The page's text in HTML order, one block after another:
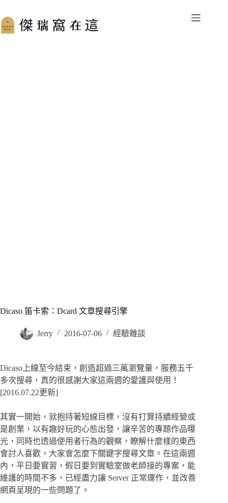
至
主
Dicaso 笛卡索：Dcard 文章搜尋引擎
Jerry 2016-07-06 經驗雜談
Dicaso上線至今結束，創造超過三萬瀏覽量，服務五千
多次搜尋，真的很感謝大家這兩週的愛護與使用！
[2016.07.22更新]
其實一開始，就抱持著短線目標，沒有打算持續經營或
是創業，以有趣好玩的心態出發，讓辛苦的專題作品曝
光，同時也透過使用者行為的觀察，瞭解什麼樣的東西
會討人喜歡，大家會怎麼下關鍵字搜尋文章。在這兩週
內，平日要實習，假日要到實驗室做老師接的專案，能
維護的時間不多，已經盡力讓 Server 正常運作，並改善
網頁呈現的一些問題了。